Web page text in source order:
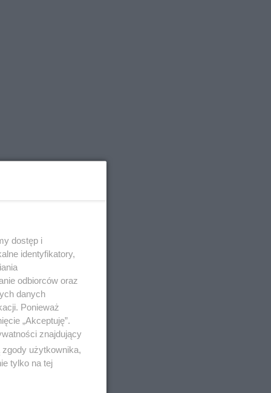
dostęp i
identyfikatory,
odbiorców oraz
danych
Ponieważ
„Akceptuję”.
znajdujący
użytkownika,
tylko na tej